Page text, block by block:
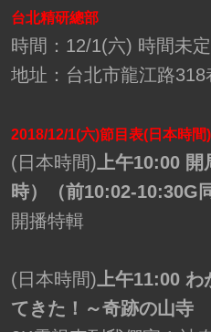
台北精研總部
時間：12/1(六) 時間未定
地址：台北市龍江路318
2018/12/1(六)節目表(日本時間)
(日本時間)上午10:00 開
時）（前10:02-10:30G
開播特輯
(日本時間)上午11:00 わ
てきた！～奇跡の山寺